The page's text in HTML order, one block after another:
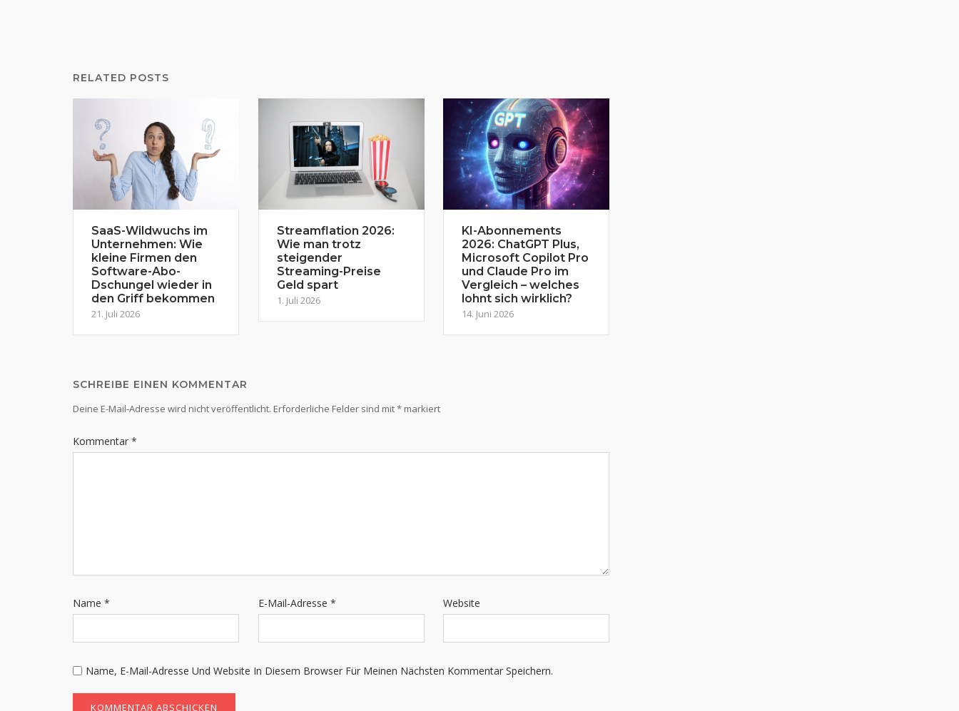
RELATED POSTS
SaaS-Wildwuchs im
Unternehmen: Wie
kleine Firmen den
Software-Abo-
Dschungel wieder in
den Griff bekommen
21. Juli 2026
Streamflation 2026:
Wie man trotz
steigender
Streaming-Preise
Geld spart
1. Juli 2026
KI-Abonnements
2026: ChatGPT Plus,
Microsoft Copilot Pro
und Claude Pro im
Vergleich – welches
lohnt sich wirklich?
14. Juni 2026
SCHREIBE EINEN KOMMENTAR
Deine E-Mail-Adresse wird nicht veröffentlicht. Erforderliche Felder sind mit* markiert
Kommentar *
Name * E-Mail-Adresse * Website
Name, E-Mail-Adresse Und Website In Diesem Browser Für Meinen Nächsten Kommentar Speichern.